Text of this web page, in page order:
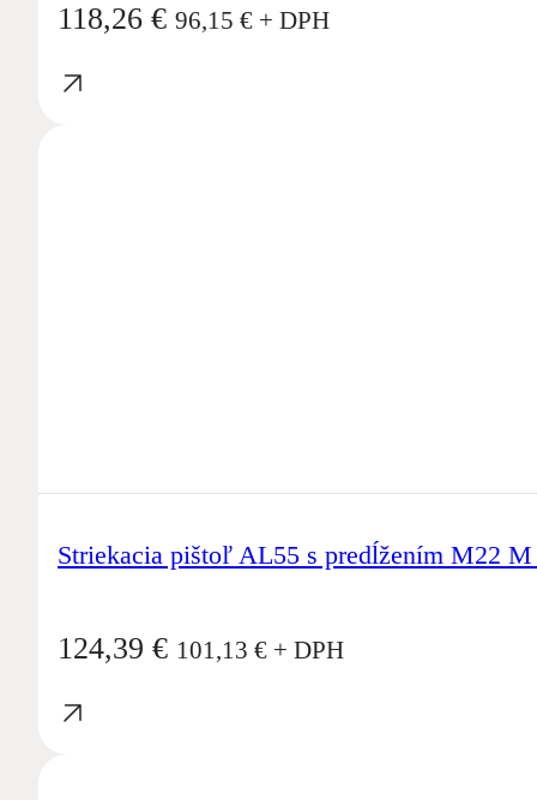
118,26 € 96,15 € + DPH
Striekacia pištoľ AL55 s predĺžením M22
124,39 € 101,13 € + DPH